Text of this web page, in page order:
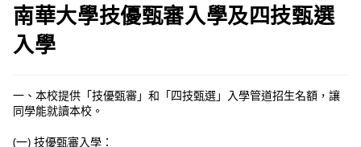
南華大學技優甄審入學及四技甄選
入學
一、本校提供「技優甄審」和「四技甄選」入學管道招生名額，讓
同學能就讀本校。
(一) 技優甄審入學：